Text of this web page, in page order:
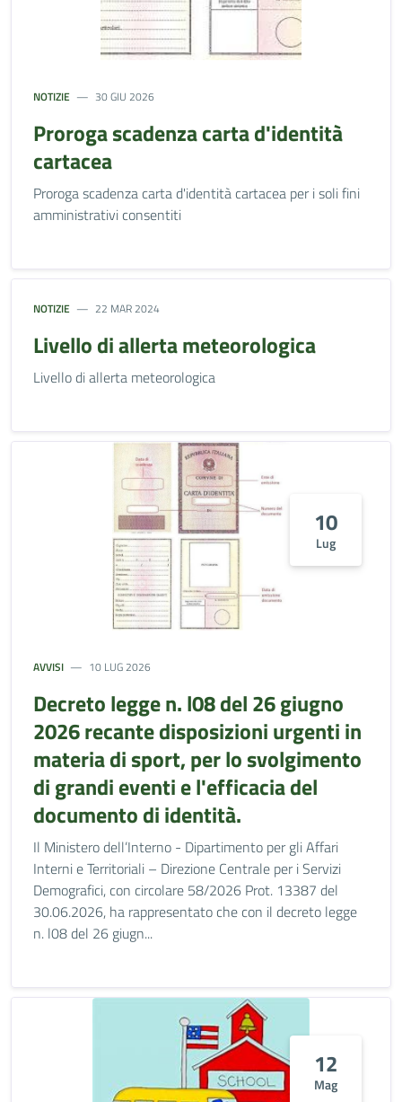
NOTIZIE 30 GIU 2026
Proroga scadenza carta d'identità
cartacea
Proroga scadenza carta d'identità cartacea per i soli fini
amministrativi consentiti
NOTIZIE 22 MAR 2024
Livello di allerta meteorologica
Livello di allerta meteorologica
10
Lug
AVVISI 10 LUG 2026
Decreto legge n. l08 del 26 giugno
2026 recante disposizioni urgenti in
materia di sport, per lo svolgimento
di grandi eventi e l'efficacia del
documento di identità.
Il Ministero dell’Interno - Dipartimento per gli Affari
Interni e Territoriali – Direzione Centrale per i Servizi
Demografici, con circolare 58/2026 Prot. 13387 del
30.06.2026, ha rappresentato che con il decreto legge
n. l08 del 26 giugn...
12
Mag